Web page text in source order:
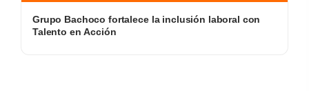
Grupo Bachoco fortalece la inclusión laboral con
Talento en Acción